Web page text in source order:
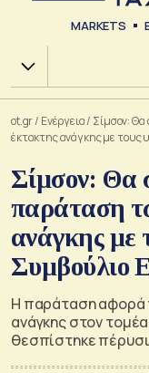
MARKETS
Χ.Α.
ot.gr/ Ενέργεια/ Σίμσον:
έκτακτης ανάγκης με τους
Σίμσον: Θα
παράταση
ανάγκης με
Συμβούλιο
Η παράταση αφορά
ανάγκης στον
θεσπίστηκε πέρυσι